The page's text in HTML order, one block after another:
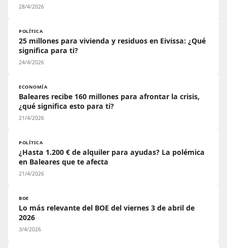
28/4/2026
POLÍTICA
25 millones para vivienda y residuos en Eivissa: ¿Qué
significa para ti?
24/4/2026
ECONOMÍA
Baleares recibe 160 millones para afrontar la crisis,
¿qué significa esto para ti?
21/4/2026
POLÍTICA
¿Hasta 1.200 € de alquiler para ayudas? La polémica
en Baleares que te afecta
21/4/2026
BOE
Lo más relevante del BOE del viernes 3 de abril de
2026
3/4/2026